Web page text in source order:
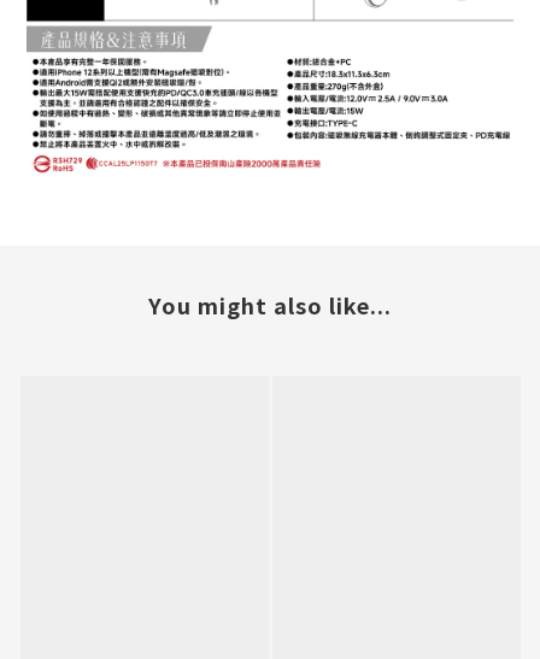
You might also like...